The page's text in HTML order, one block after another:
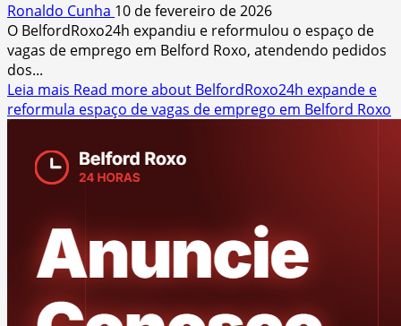
Ronaldo Cunha 10 de fevereiro de 2026
O BelfordRoxo24h expandiu e reformulou o espaço de
vagas de emprego em Belford Roxo, atendendo pedidos
dos...
Leia mais Read more about BelfordRoxo24h expande e
reformula espaço de vagas de emprego em Belford Roxo